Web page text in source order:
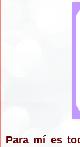
Para mí es